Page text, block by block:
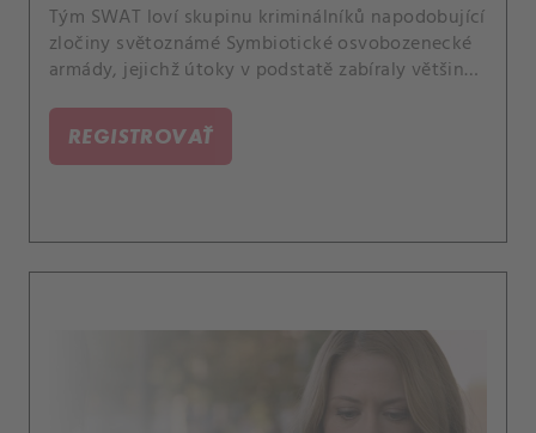
Tým SWAT loví skupinu kriminálníků napodobující
zločiny světoznámé Symbiotické osvobozenecké
armády, jejichž útoky v podstatě zabíraly většinu
kriminálním řádění v 70.
REGISTROVAŤ